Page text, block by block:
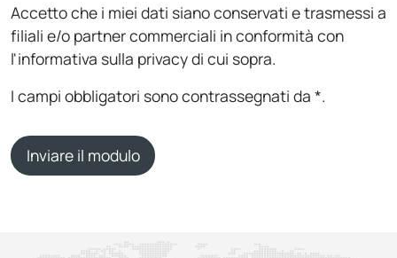
Accetto che i miei dati siano conservati e trasmessi a
filiali e/o partner commerciali in conformità con
l'informativa sulla privacy di cui sopra.
I campi obbligatori sono contrassegnati da *.
Inviare il modulo